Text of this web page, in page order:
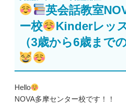
日:
英会話教室
ー校
Kinderレッ
（3歳から6歳まで
Hello
NOVA多摩センター校です！！